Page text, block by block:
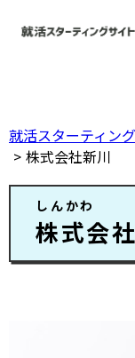
で
す。
就活スターティン
株式会社新川
しんかわ
株式会